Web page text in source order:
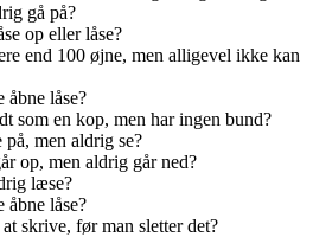
gå på?
op eller låse?
end 100 øjne, men alligevel ikke kan
låse?
som en kop, men har ingen bund?
men aldrig se?
op, men aldrig går ned?
læse?
låse?
skrive, før man sletter det?